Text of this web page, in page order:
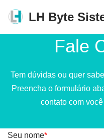
LH Byte
Fale
Tem dúvidas ou quer
Preencha o formulário
contato com
Seu nome*